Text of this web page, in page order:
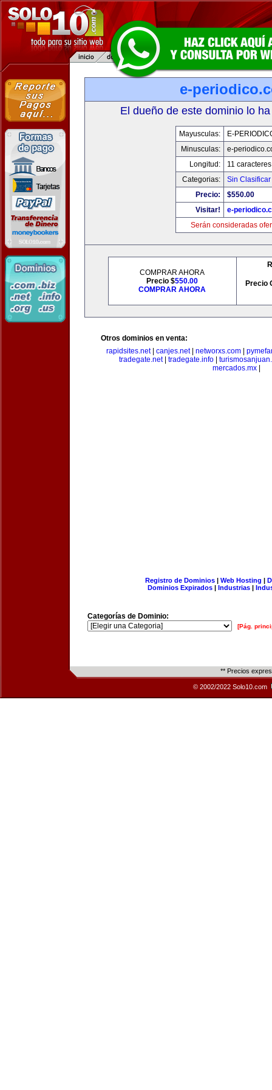
e-
El dueño de este dominio lo
Mayusculas:
E-
Minusculas:
e-
Longitud:
11 caracteres
Categorias:
Sin Clasificar
Precio:
$550.00
Visitar!
e-
Serán consideradas
COMPRAR AHORA
Precio $550.00
COMPRAR AHORA
Precio
Otros dominios en venta:
rapidsites.net| canjes.net| networxs.com|
tradegate.net| tradegate.info
mercados.mx|
Registro de Dominios| Web Hosting |
Dominios Expirados | Industrias |
Categorías de Dominio:
[Pág.
** Precios
© 2002/2022 Solo10.com